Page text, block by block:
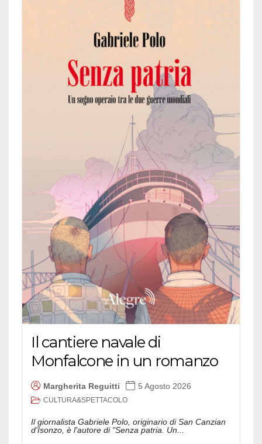
Il cantiere navale di
Monfalcone in un romanzo
Margherita Reguitti 5 Agosto 2026
CULTURA&SPETTACOLO
Il giornalista Gabriele Polo, originario di San Canzian
d'Isonzo, è l'autore di "Senza patria. Un...